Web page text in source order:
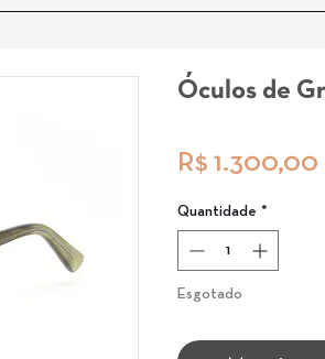
Óculos de
R$ 1.300,00
Quantidade *
Esgotado